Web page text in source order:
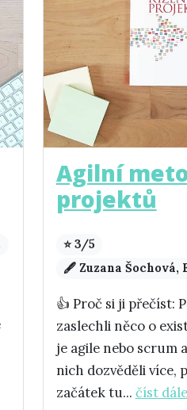
Agilní
projektů
⭐ 3/5
🖋️ Zuzana Šochová,
👍 Proč si ji přečíst:
zaslechli něco o
je agile nebo scrum
nich dozvěděli více,
začátek tu... číst dále